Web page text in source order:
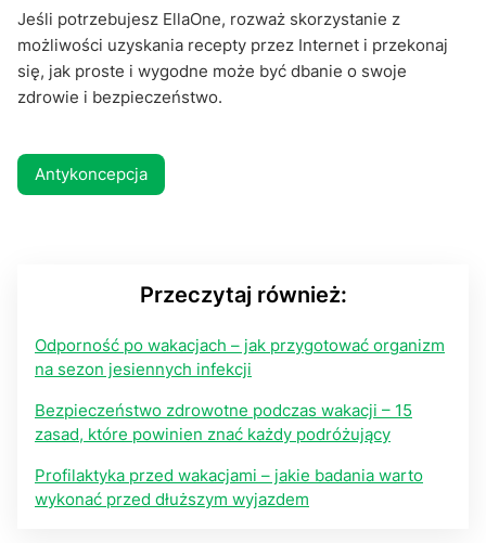
Jeśli potrzebujesz EllaOne, rozważ skorzystanie z
możliwości uzyskania recepty przez Internet i przekonaj
się, jak proste i wygodne może być dbanie o swoje
zdrowie i bezpieczeństwo.
Antykoncepcja
Przeczytaj również:
Odporność po wakacjach – jak przygotować organizm
na sezon jesiennych infekcji
Bezpieczeństwo zdrowotne podczas wakacji – 15
zasad, które powinien znać każdy podróżujący
Profilaktyka przed wakacjami – jakie badania warto
wykonać przed dłuższym wyjazdem